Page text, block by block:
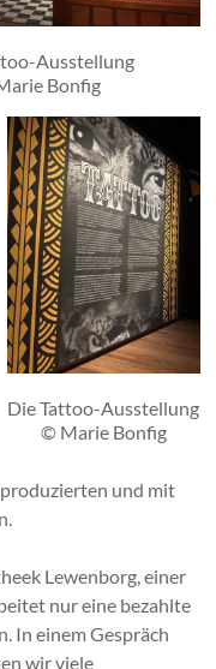
Ausstellung
Bonfig
Die Tattoo-Ausstellung
© Marie Bonfig
und mit
Lewenborg, einer
nur eine bezahlte
In einem Gespräch
wir viele